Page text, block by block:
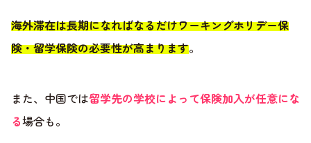
海外滞在は長期になればなるだけワーキングホリデー保
険・留学保険の必要性が高まります。
また、中国では留学先の学校によって保険加入が任意にな
る場合も。